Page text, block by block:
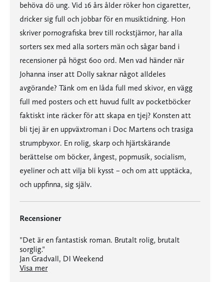
behöva dö ung. Vid 16 års ålder röker hon cigaretter,
dricker sig full och jobbar för en musiktidning. Hon
skriver pornografiska brev till rockstjärnor, har alla
sorters sex med alla sorters män och sågar band i
recensioner på högst 600 ord. Men vad händer när
Johanna inser att Dolly saknar något alldeles
avgörande? Tänk om en låda full med skivor, en vägg
full med posters och ett huvud fullt av pocketböcker
faktiskt inte räcker för att skapa en tjej? Konsten att
bli tjej är en uppväxtroman i Doc Martens och trasiga
strumpbyxor. En rolig, skarp och hjärtskärande
berättelse om böcker, ångest, popmusik, socialism,
eyeliner och att vilja bli kysst – och om att upptäcka,
och uppfinna, sig själv.
Recensioner
"Det är en fantastisk roman. Brutalt rolig, brutalt
sorglig."
Jan Gradvall, DI Weekend
Visa mer